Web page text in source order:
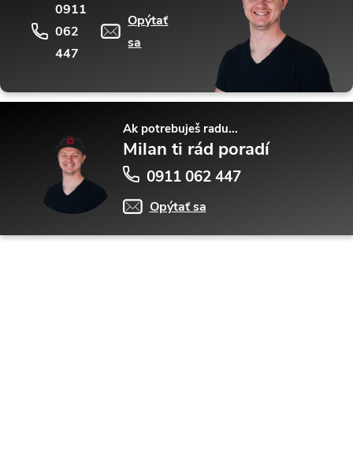
0911
062
447
Opýtať
sa
Ak potrebuješ radu...
Milan ti rád poradí
0911 062 447
Opýtať sa